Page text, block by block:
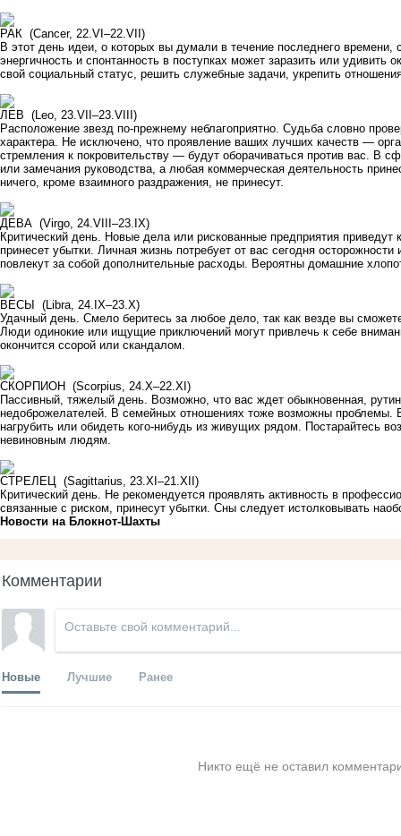
РАК (Cancer, 22.VI–22.VII)
В этот день идеи, о которых вы думали в течение последнего
энергичность и спонтанность в поступках может заразить или
свой социальный статус, решить служебные задачи, укрепить
ЛЕВ (Leo, 23.VII–23.VIII)
Расположение звезд по-прежнему неблагоприятно. Судьба словно
характера. Не исключено, что проявление ваших лучших качеств —
стремления к покровительству — будут оборачиваться против вас. В
или замечания руководства, а любая коммерческая деятельность
ничего, кроме взаимного раздражения, не принесут.
ДЕВА (Virgo, 24.VIII–23.IX)
Критический день. Новые дела или рискованные предприятия
принесет убытки. Личная жизнь потребует от вас сегодня
повлекут за собой дополнительные расходы. Вероятны домашние
ВЕСЫ (Libra, 24.IX–23.X)
Удачный день. Смело беритесь за любое дело, так как везде вы
Люди одинокие или ищущие приключений могут привлечь к себе
окончится ссорой или скандалом.
СКОРПИОН (Scorpius, 24.X–22.XI)
Пассивный, тяжелый день. Возможно, что вас ждет обыкновенная,
недоброжелателей. В семейных отношениях тоже возможны проблемы.
нагрубить или обидеть кого-нибудь из живущих рядом. Постарайтесь
невиновным людям.
СТРЕЛЕЦ (Sagittarius, 23.XI–21.XII)
Критический день. Не рекомендуется проявлять активность в
связанные с риском, принесут убытки. Сны следует истолковывать
Новости на Блoкнoт-Шахты
Комментарии
Новые Лучшие Ранее
Никто ещё не оставил